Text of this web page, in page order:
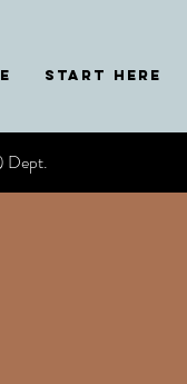
START HERE
Dept.